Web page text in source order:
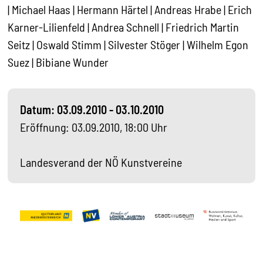
| Michael Haas | Hermann Härtel | Andreas Hrabe | Erich
Karner-Lilienfeld | Andrea Schnell | Friedrich Martin
Seitz | Oswald Stimm | Silvester Stöger | Wilhelm Egon
Suez | Bibiane Wunder
Datum: 03.09.2010 - 03.10.2010
Eröffnung: 03.09.2010, 18:00 Uhr
Landesverand der NÖ Kunstvereine